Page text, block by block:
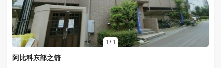
1 / 1
阿比科东部之箭